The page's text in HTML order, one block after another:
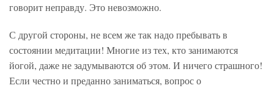
говорит неправду. Это невозможно.
С другой стороны, не всем же так надо пребывать в
состоянии медитации! Многие из тех, кто занимаются
йогой, даже не задумываются об этом. И ничего страшного!
Если честно и преданно заниматься, вопрос о